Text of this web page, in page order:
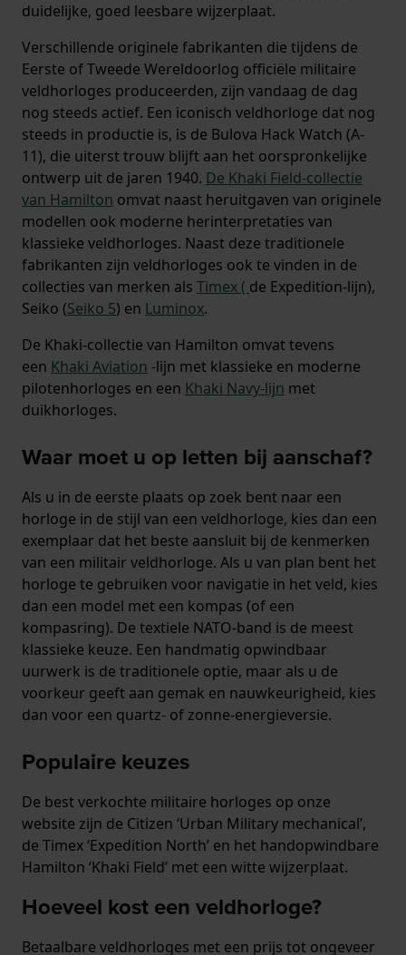
duidelijke, goed leesbare wijzerplaat.
Verschillende originele fabrikanten die tijdens de
Eerste of Tweede Wereldoorlog officiële militaire
veldhorloges produceerden, zijn vandaag de dag
nog steeds actief. Een iconisch veldhorloge dat nog
steeds in productie is, is de Bulova Hack Watch (A-
11), die uiterst trouw blijft aan het oorspronkelijke
ontwerp uit de jaren 1940. De Khaki Field-collectie
van Hamilton omvat naast heruitgaven van originele
modellen ook moderne herinterpretaties van
klassieke veldhorloges. Naast deze traditionele
fabrikanten zijn veldhorloges ook te vinden in de
collecties van merken als Timex ( de Expedition-lijn),
Seiko (Seiko 5) en Luminox.
De Khaki-collectie van Hamilton omvat tevens
een Khaki Aviation -lijn met klassieke en moderne
pilotenhorloges en een Khaki Navy-lijn met
duikhorloges.
Waar moet u op letten bij aanschaf?
Als u in de eerste plaats op zoek bent naar een
horloge in de stijl van een veldhorloge, kies dan een
exemplaar dat het beste aansluit bij de kenmerken
van een militair veldhorloge. Als u van plan bent het
horloge te gebruiken voor navigatie in het veld, kies
dan een model met een kompas (of een
kompasring). De textiele NATO-band is de meest
klassieke keuze. Een handmatig opwindbaar
uurwerk is de traditionele optie, maar als u de
voorkeur geeft aan gemak en nauwkeurigheid, kies
dan voor een quartz- of zonne-energieversie.
Populaire keuzes
De best verkochte militaire horloges op onze
website zijn de Citizen ‘Urban Military mechanical’,
de Timex ‘Expedition North’ en het handopwindbare
Hamilton ‘Khaki Field’ met een witte wijzerplaat.
Hoeveel kost een veldhorloge?
Betaalbare veldhorloges met een prijs tot ongeveer